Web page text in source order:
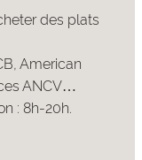
des plats
American
ANCV…
: 8h-20h.